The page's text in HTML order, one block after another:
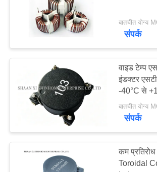
कारखाने
दौरा
गुणवत्ता
नियंत्रण
हमसे
संपर्क
बातचीत योग्य
संपर्क
वाइड टेम्प
इंडक्टर
-40°C से
16.5×17.5
उपकरणों
बातचीत योग्य
संपर्क
कम
Toroidal